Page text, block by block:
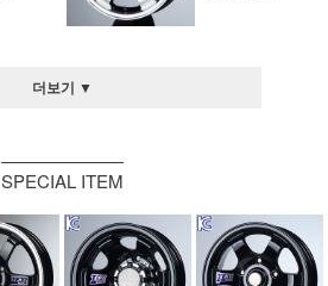
더보기 ▼
SPECIAL ITEM